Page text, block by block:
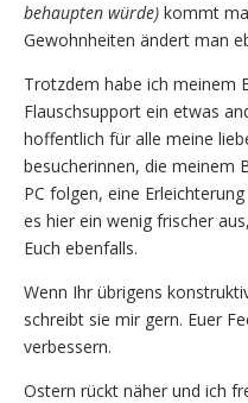
behaupten würde) kommt
Gewohnheiten ändert man
Trotzdem habe ich meinem
Flauschsupport ein etwas
hoffentlich für alle meine
besucherinnen, die meinem
PC folgen, eine
es hier ein wenig frischer
Euch ebenfalls.
Wenn Ihr übrigens
schreibt sie mir gern. Euer
verbessern.
Ostern rückt näher und ich